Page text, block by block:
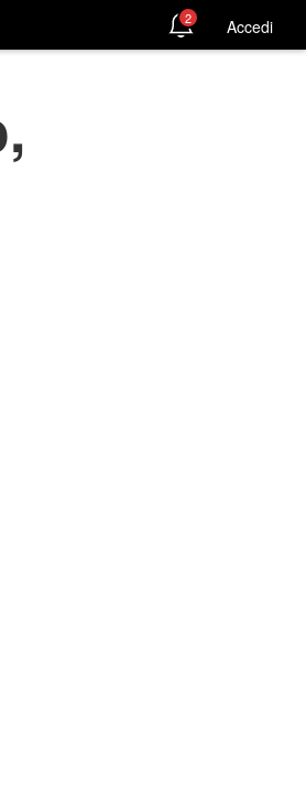
2 Accedi